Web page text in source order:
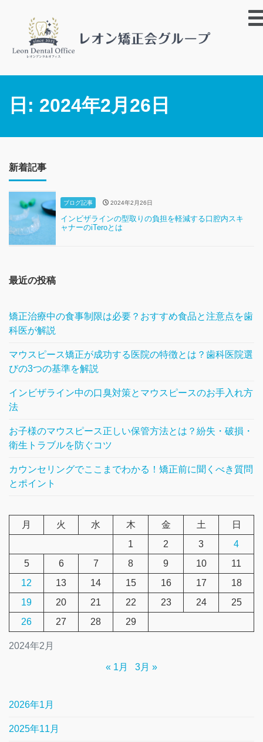
日: 2024年2月26日
新着記事
ブログ記事 2024年2月26日
インビザラインの型取りの負担を軽減する口腔内スキ
ャナーのiTeroとは
最近の投稿
矯正治療中の食事制限は必要？おすすめ食品と注意点を歯
科医が解説
マウスピース矯正が成功する医院の特徴とは？歯科医院選
びの3つの基準を解説
インビザライン中の口臭対策とマウスピースのお手入れ方
法
お子様のマウスピース正しい保管方法とは？紛失・破損・
衛生トラブルを防ぐコツ
カウンセリングでここまでわかる！矯正前に聞くべき質問
とポイント
2024年2月
月 火 水 木 金 土
日
1
2 3
4
5
6 7 8 9 10
11
12
13 14 15 16 17
18
19
20 21 22 23 24
25
26
27 28 29
« 1月 3月 »
2026年1月
2025年11月